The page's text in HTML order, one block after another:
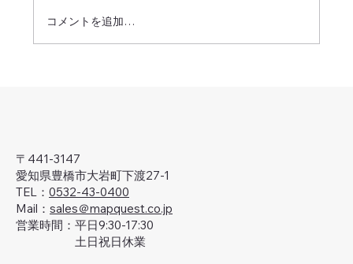
コメントを追加…
〒441-3147
愛知県豊橋市大岩町下渡27-1
TEL： 0532-43-0400
Mail： sales＠mapquest.co.jp
営業時間：平日9:30-17:30
土日祝日休業